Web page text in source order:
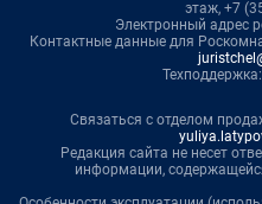
этаж, +7
Электронный адрес
Контактные данные для
Техподдержка:
Связаться с отделом
Редакция сайта не несет
информации,